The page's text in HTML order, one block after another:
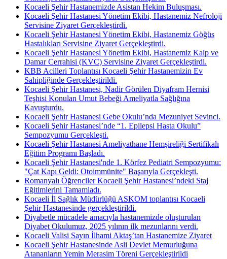
Kocaeli Şehir Hastanemizde Asistan Hekim Buluşması.
Kocaeli Şehir Hastanesi Yönetim Ekibi, Hastanemiz Nefroloji
Servisine Ziyaret Gerçekleştirdi.
Kocaeli Şehir Hastanesi Yönetim Ekibi, Hastanemiz Göğüs
Hastalıkları Servisine Ziyaret Gerçekleştirdi.
Kocaeli Şehir Hastanesi Yönetim Ekibi, Hastanemiz Kalp ve
Damar Cerrahisi (KVC) Servisine Ziyaret Gerçekleştirdi.
KBB Acilleri Toplantısı Kocaeli Şehir Hastanemizin Ev
Sahipliğinde Gerçekleştirildi.
Kocaeli Şehir Hastanesi, Nadir Görülen Diyafram Hernisi
Teşhisi Konulan Umut Bebeği Ameliyatla Sağlığına
Kavuşturdu.
Kocaeli Şehir Hastanesi Gebe Okulu’nda Mezuniyet Sevinci.
Kocaeli Şehir Hastanesi’nde “1. Epilepsi Hasta Okulu”
Sempozyumu Gerçekleşti.
Kocaeli Şehir Hastanesi Ameliyathane Hemşireliği Sertifikalı
Eğitim Programı Başladı.
Kocaeli Şehir Hastanesi'nde 1. Körfez Pediatri Sempozyumu:
"Çat Kapı Geldi: Otoimmünite" Başarıyla Gerçekleşti.
Romanyalı Öğrenciler Kocaeli Şehir Hastanesi’ndeki Staj
Eğitimlerini Tamamladı.
Kocaeli İl Sağlık Müdürlüğü ASKOM toplantısı Kocaeli
Şehir Hastanesinde gerçekleştirildi.
Diyabetle mücadele amacıyla hastanemizde oluşturulan
Diyabet Okulumuz, 2025 yılının ilk mezunlarını verdi.
Kocaeli Valisi Sayın İlhami Aktaş’tan Hastanemize Ziyaret
Kocaeli Şehir Hastanesinde Asli Devlet Memurluğuna
Atananların Yemin Merasim Töreni Gerçekleştirildi